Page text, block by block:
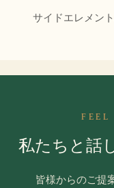
サイドエレメン
FEEL
私たちと話
皆様からのご提